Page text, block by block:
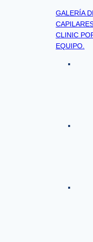
GALERÍA
CLINIC
EQUIPO.